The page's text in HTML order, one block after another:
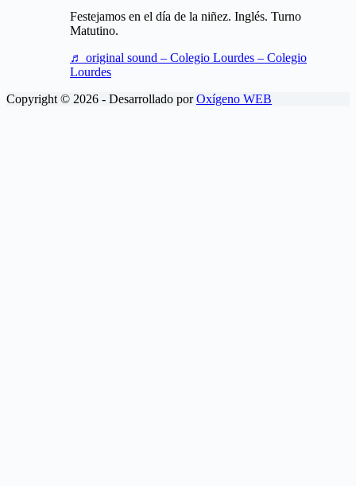
Festejamos en el día de la niñez. Inglés. Turno
Matutino.
♬ original sound – Colegio Lourdes – Colegio
Lourdes
Copyright © 2026 - Desarrollado porOxígeno WEB